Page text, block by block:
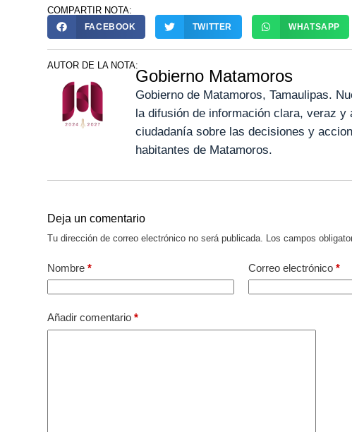
COMPARTIR NOTA:
FACEBOOK TWITTER WHATSAPP
AUTOR DE LA NOTA:
Gobierno Matamoros
Gobierno de Matamoros, Tamaulipas.
la difusión de información clara, veraz
ciudadanía sobre las decisiones y
habitantes de Matamoros.
Deja un comentario
Tu dirección de correo electrónico no será publicada. Los campos
Nombre * Correo electrónico *
Añadir comentario *